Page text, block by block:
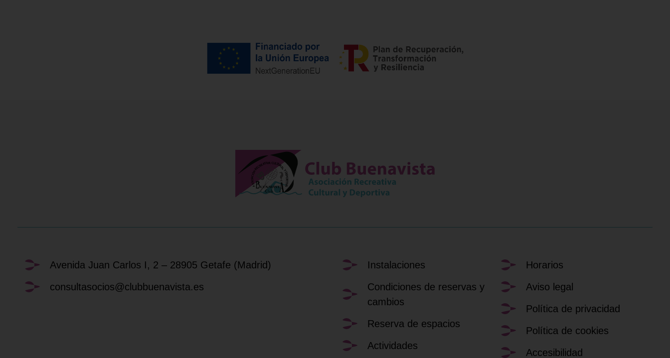
Avenida Juan Carlos I, 2 – 28905 Getafe (Madrid)
consultasocios@clubbuenavista.es
Instalaciones
Condiciones de reservas y
cambios
Reserva de espacios
Actividades
Horarios
Aviso legal
Política de privacidad
Política de cookies
Accesibilidad